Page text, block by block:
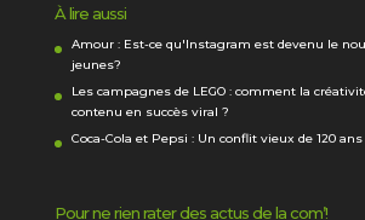
À lire aussi
Amour : Est-ce qu'Instagram est devenu le
jeunes?
Les campagnes de LEGO : comment la
contenu en succès viral ?
Coca-Cola et Pepsi : Un conflit vieux de 120 ans
Pour ne rien rater des actus de la com’!